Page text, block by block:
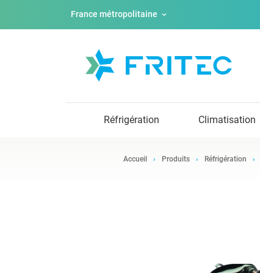
France métropolitaine
Réfrigération Climatisation
Accueil Produits Réfrigération